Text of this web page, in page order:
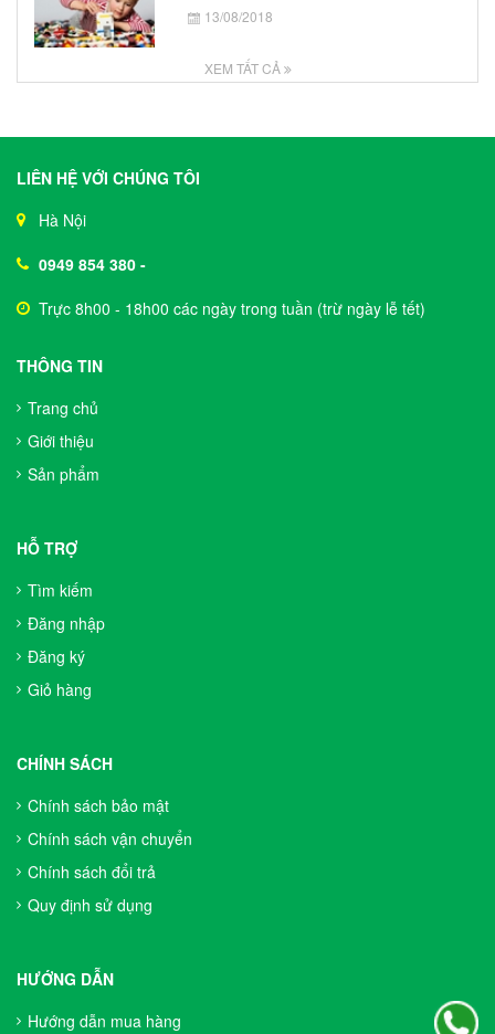
13/08/2018
XEM TẤT CẢ
LIÊN HỆ VỚI CHÚNG TÔI
Hà Nội
0949 854 380 -
Trực 8h00 - 18h00 các ngày trong tuần (trừ ngày lễ tết)
THÔNG TIN
Trang chủ
Giới thiệu
Sản phẩm
HỖ TRỢ
Tìm kiếm
Đăng nhập
Đăng ký
Giỏ hàng
CHÍNH SÁCH
Chính sách bảo mật
Chính sách vận chuyển
Chính sách đổi trả
Quy định sử dụng
HƯỚNG DẪN
Hướng dẫn mua hàng